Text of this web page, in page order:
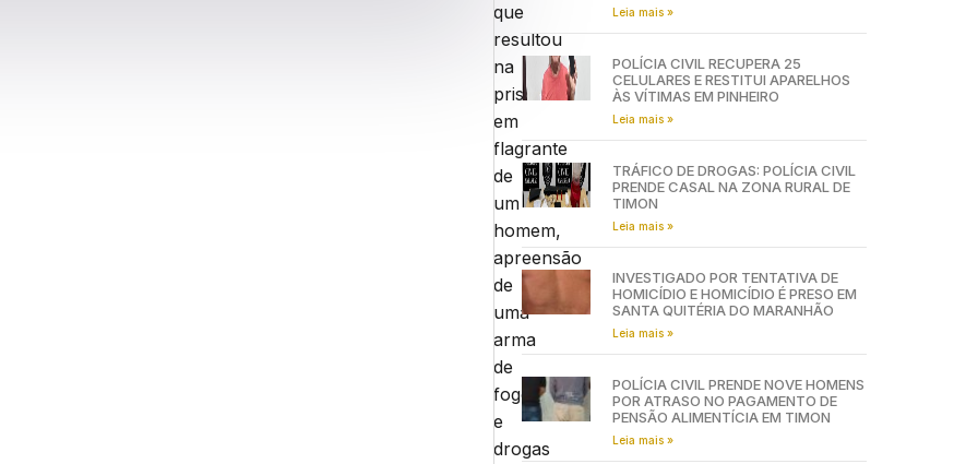
que
resultou
na
prisão
em
flagrante
de
um
homem,
apreensão
de
uma
arma
de
fogo
e
drogas
Leia mais »
POLÍCIA CIVIL RECUPERA 25
CELULARES E RESTITUI APARELHOS
ÀS VÍTIMAS EM PINHEIRO
Leia mais »
TRÁFICO DE DROGAS: POLÍCIA CIVIL
PRENDE CASAL NA ZONA RURAL DE
TIMON
Leia mais »
INVESTIGADO POR TENTATIVA DE
HOMICÍDIO E HOMICÍDIO É PRESO EM
SANTA QUITÉRIA DO MARANHÃO
Leia mais »
POLÍCIA CIVIL PRENDE NOVE HOMENS
POR ATRASO NO PAGAMENTO DE
PENSÃO ALIMENTÍCIA EM TIMON
Leia mais »